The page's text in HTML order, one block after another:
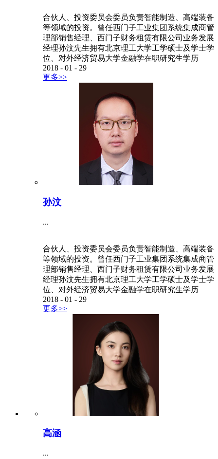
合伙人、投资委员会委员负责智能制造、高端装备
等领域的投资。曾任西门子工业集团系统集成商管
理部销售经理、西门子财务租赁有限公司业务发展
经理孙汶先生拥有北京理工大学工学硕士及学士学
位、对外经济贸易大学金融学在职研究生学历
2018 - 01 - 29
更多>>
孙汶
...
合伙人、投资委员会委员负责智能制造、高端装备
等领域的投资。曾任西门子工业集团系统集成商管
理部销售经理、西门子财务租赁有限公司业务发展
经理孙汶先生拥有北京理工大学工学硕士及学士学
位、对外经济贸易大学金融学在职研究生学历
2018 - 01 - 29
更多>>
高涵
...